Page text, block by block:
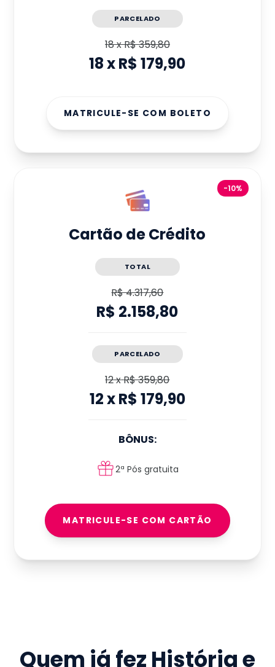
PARCELADO
18xR$ 359,80
18xR$ 179,90
MATRICULE-SE COM BOLETO
-10%
Cartão de Crédito
TOTAL
R$ 4.317,60
R$ 2.158,80
PARCELADO
12xR$ 359,80
12xR$ 179,90
BÔNUS:
2ª Pós gratuita
MATRICULE-SE COM CARTÃO
Quem já fez História e